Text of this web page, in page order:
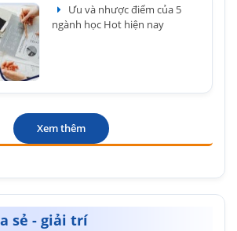
Ưu và nhược điểm của 5
ngành học Hot hiện nay
Xem thêm
sẻ - giải trí